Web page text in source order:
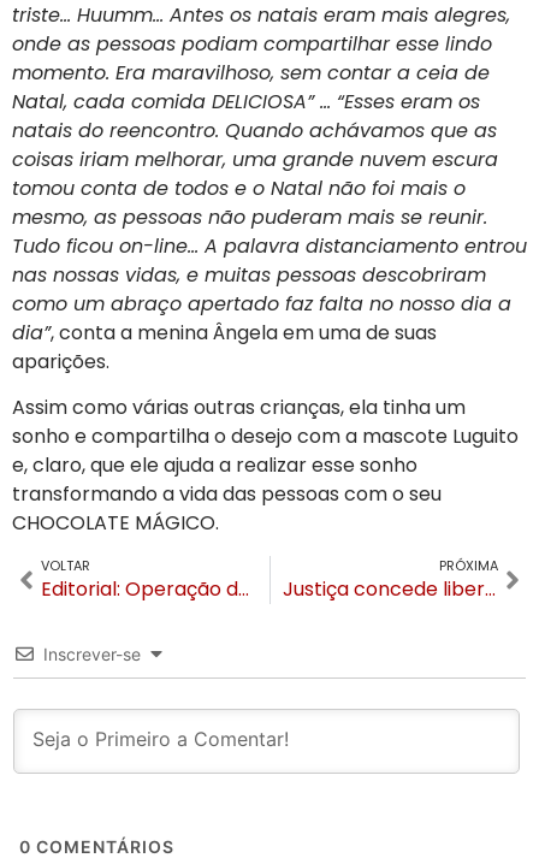
triste… Huumm… Antes os natais eram mais alegres,
onde as pessoas podiam compartilhar esse lindo
momento. Era maravilhoso, sem contar a ceia de
Natal, cada comida DELICIOSA” … “Esses eram os
natais do reencontro. Quando achávamos que as
coisas iriam melhorar, uma grande nuvem escura
tomou conta de todos e o Natal não foi mais o
mesmo, as pessoas não puderam mais se reunir.
Tudo ficou on-line… A palavra distanciamento entrou
nas nossas vidas, e muitas pessoas descobriram
como um abraço apertado faz falta no nosso dia a
dia”, conta a menina Ângela em uma de suas
aparições.
Assim como várias outras crianças, ela tinha um
sonho e compartilha o desejo com a mascote Luguito
e, claro, que ele ajuda a realizar esse sonho
transformando a vida das pessoas com o seu
CHOCOLATE MÁGICO.
VOLTAR
Editorial: Operação da PC é um duro golpe na autoestima canelense
PRÓXIMA
Justiça concede liberdade aos presos na Operação da Polícia Civil de Canela
Inscrever-se
0 COMENTÁRIOS